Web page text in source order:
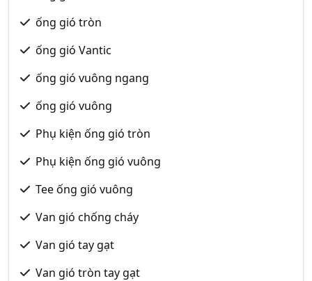
ống gió tròn
ống gió Vantic
ống gió vuông ngang
ống gió vuông
Phụ kiện ống gió tròn
Phụ kiện ống gió vuông
Tee ống gió vuông
Van gió chống cháy
Van gió tay gạt
Van gió tròn tay gạt